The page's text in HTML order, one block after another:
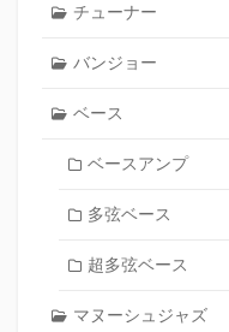
チューナー
バンジョー
ベース
ベースアンプ
多弦ベース
超多弦ベース
マヌーシュジャズ